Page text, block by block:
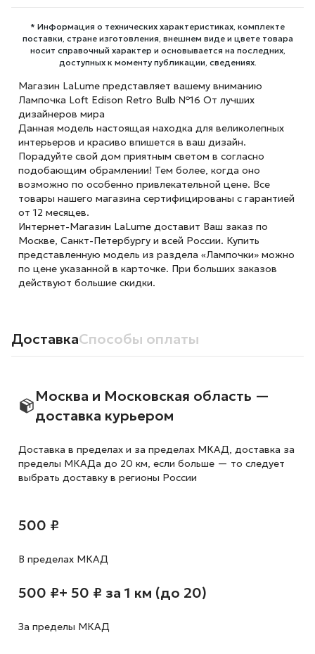
* Информация о технических характеристиках, комплекте
поставки, стране изготовления, внешнем виде и цвете товара
носит справочный характер и основывается на последних,
доступных к моменту публикации, сведениях.
Магазин LaLume представляет вашему вниманию
Лампочка Loft Edison Retro Bulb №16 От лучших
дизайнеров мира
Данная модель настоящая находка для великолепных
интерьеров и красиво впишется в ваш дизайн.
Порадуйте свой дом приятным светом в согласно
подобающим обрамлении! Тем более, когда оно
возможно по особенно привлекательной цене. Все
товары нашего магазина сертифицированы с гарантией
от 12 месяцев.
Интернет-Магазин LaLume доставит Ваш заказ по
Москве, Санкт-Петербургу и всей России. Купить
представленную модель из раздела «Лампочки» можно
по цене указанной в карточке. При больших заказов
действуют большие скидки.
ДоставкаСпособы оплаты
Москва и Московская область —
доставка курьером
Доставка в пределах и за пределах МКАД, доставка за
пределы МКАДа до 20 км, если больше — то следует
выбрать доставку в регионы России
500 ₽
В пределах МКАД
500 ₽+ 50 ₽ за 1 км (до 20)
За пределы МКАД